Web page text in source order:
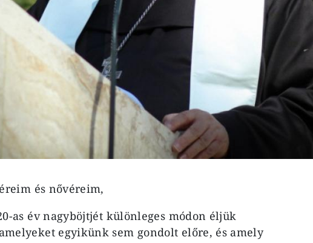
és nővéreim,
as év nagyböjtjét különleges módon éljük
egyikünk sem gondolt előre, és amely